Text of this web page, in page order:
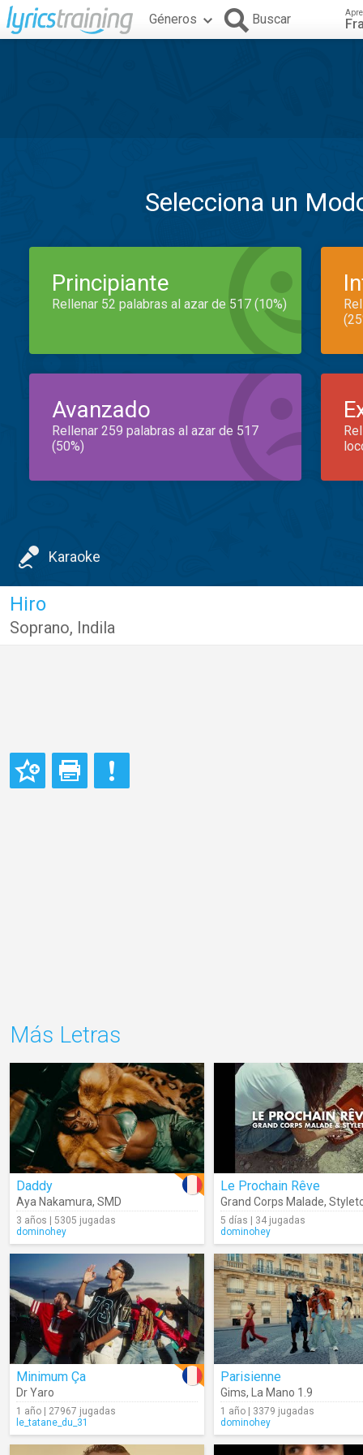
Géneros Buscar
Selecciona un
Principiante
Rellenar 52 palabras al azar de 517 (10%)
Avanzado
Rellenar 259 palabras al azar de 517
(50%)
Karaoke
Hiro
Soprano, Indila
Más Letras
Daddy
Aya Nakamura, SMD
3 años | 5305 jugadas
dominohey
Le Prochain Rêve
Grand Corps Malade,
5 días | 34 jugadas
dominohey
Minimum Ça
Dr Yaro
1 año | 27967 jugadas
le_tatane_du_31
Parisienne
Gims, La Mano 1.9
1 año | 3379 jugadas
dominohey